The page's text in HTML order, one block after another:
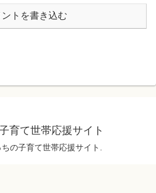
ントを書き込む
育て世帯応援サイト
の子育て世帯応援サイト.